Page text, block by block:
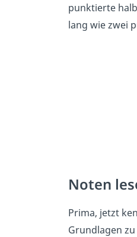
punktierte
lang wie zwei
Noten
Prima, jetzt
Grundlagen